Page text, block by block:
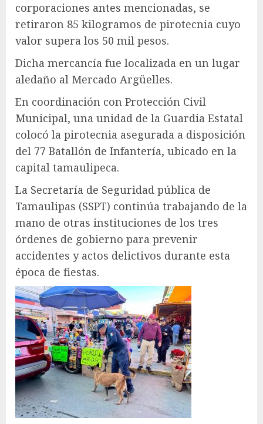
corporaciones antes mencionadas, se
retiraron 85 kilogramos de pirotecnia cuyo
valor supera los 50 mil pesos.
Dicha mercancía fue localizada en un lugar
aledaño al Mercado Argüelles.
En coordinación con Protección Civil
Municipal, una unidad de la Guardia Estatal
colocó la pirotecnia asegurada a disposición
del 77 Batallón de Infantería, ubicado en la
capital tamaulipeca.
La Secretaría de Seguridad pública de
Tamaulipas (SSPT) continúa trabajando de la
mano de otras instituciones de los tres
órdenes de gobierno para prevenir
accidentes y actos delictivos durante esta
época de fiestas.